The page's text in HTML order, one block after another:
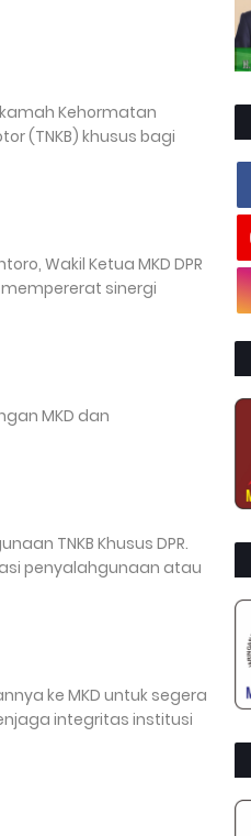
Kehormatan
(TNKB) khusus bagi
Wakil Ketua MKD DPR
mempererat sinergi
MKD dan
TNKB Khusus DPR.
penyalahgunaan atau
ke MKD untuk segera
integritas institusi